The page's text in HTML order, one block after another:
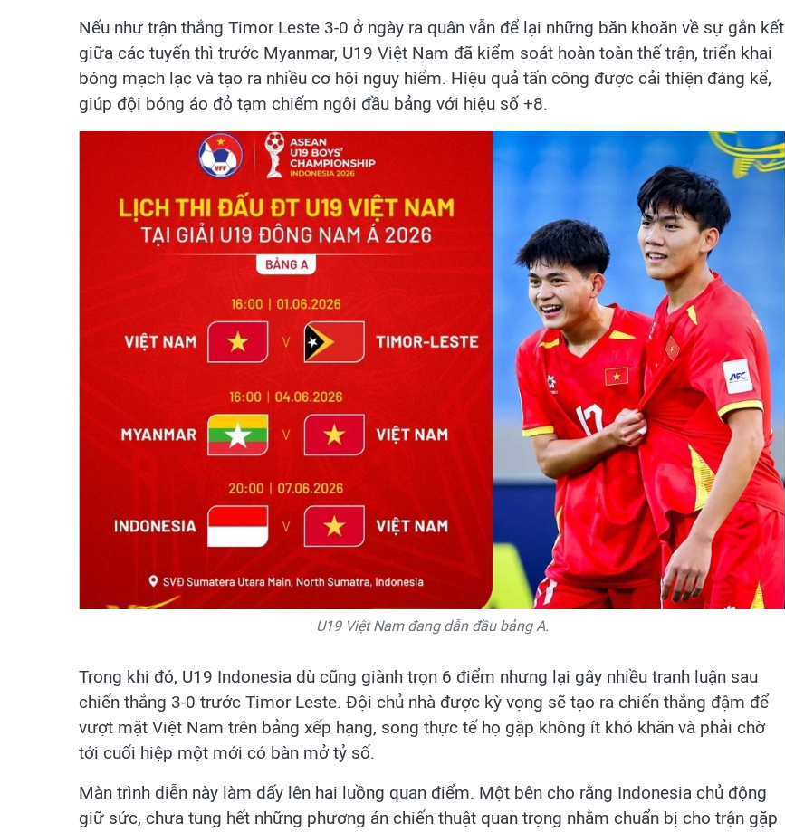
Nếu như trận thắng Timor Leste 3-0 ở ngày ra quân vẫn để lại những băn khoăn về sự gắn kết
giữa các tuyến thì trước Myanmar, U19 Việt Nam đã kiểm soát hoàn toàn thế trận, triển khai
bóng mạch lạc và tạo ra nhiều cơ hội nguy hiểm. Hiệu quả tấn công được cải thiện đáng kể,
giúp đội bóng áo đỏ tạm chiếm ngôi đầu bảng với hiệu số +8.
U19 Việt Nam đang dẫn đầu bảng A.
Trong khi đó, U19 Indonesia dù cũng giành trọn 6 điểm nhưng lại gây nhiều tranh luận sau
chiến thắng 3-0 trước Timor Leste. Đội chủ nhà được kỳ vọng sẽ tạo ra chiến thắng đậm để
vượt mặt Việt Nam trên bảng xếp hạng, song thực tế họ gặp không ít khó khăn và phải chờ
tới cuối hiệp một mới có bàn mở tỷ số.
Màn trình diễn này làm dấy lên hai luồng quan điểm. Một bên cho rằng Indonesia chủ động
giữ sức, chưa tung hết những phương án chiến thuật quan trọng nhằm chuẩn bị cho trận gặp